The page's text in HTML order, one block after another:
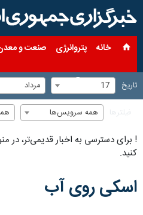
خانه پتروانرژی صنعت و
تاریخ 17 مرداد
همه سرویس‌ها
! برای دسترسی به اخبار قدیمی‌تر، در
کنید.
اسکی روی آب